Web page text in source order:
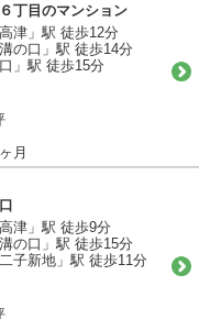
丁目のマンション
津」駅 徒歩12分
の口」駅 徒歩14分
」駅 徒歩15分
月
津」駅 徒歩9分
の口」駅 徒歩15分
子新地」駅 徒歩11分